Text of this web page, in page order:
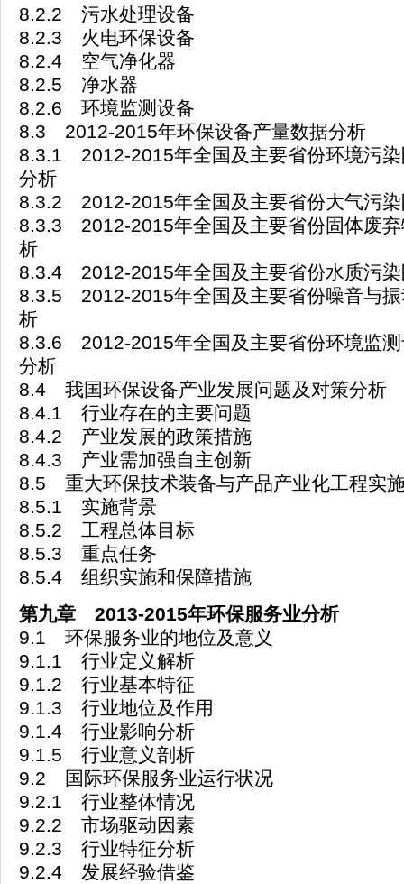
8.2.2 污水处理设备
8.2.3 火电环保设备
8.2.4 空气净化器
8.2.5 净水器
8.2.6 环境监测设备
8.3 2012-2015年环保设备产量数据分析
8.3.1 2012-2015年全国及主要省份环境污染
分析
8.3.2 2012-2015年全国及主要省份大气污染
8.3.3 2012-2015年全国及主要省份固体废弃
析
8.3.4 2012-2015年全国及主要省份水质污染
8.3.5 2012-2015年全国及主要省份噪音与振
析
8.3.6 2012-2015年全国及主要省份环境监测
分析
8.4 我国环保设备产业发展问题及对策分析
8.4.1 行业存在的主要问题
8.4.2 产业发展的政策措施
8.4.3 产业需加强自主创新
8.5 重大环保技术装备与产品产业化工程实
8.5.1 实施背景
8.5.2 工程总体目标
8.5.3 重点任务
8.5.4 组织实施和保障措施
第九章 2013-2015年环保服务业分析
9.1 环保服务业的地位及意义
9.1.1 行业定义解析
9.1.2 行业基本特征
9.1.3 行业地位及作用
9.1.4 行业影响分析
9.1.5 行业意义剖析
9.2 国际环保服务业运行状况
9.2.1 行业整体情况
9.2.2 市场驱动因素
9.2.3 行业特征分析
9.2.4 发展经验借鉴